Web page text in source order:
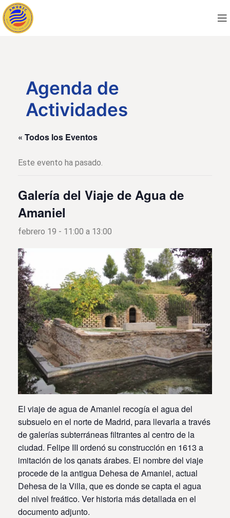
Agenda de
Actividades
« Todos los Eventos
Este evento ha pasado.
Galería del Viaje de Agua de
Amaniel
febrero 19 - 11:00 a 13:00
El viaje de agua de Amaniel recogía el agua del
subsuelo en el norte de Madrid, para llevarla a través
de galerías subterráneas filtrantes al centro de la
ciudad. Felipe III ordenó su construcción en 1613 a
imitación de los qanats árabes. El nombre del viaje
procede de la antigua Dehesa de Amaniel, actual
Dehesa de la Villa, que es donde se capta el agua
del nivel freático. Ver historia más detallada en el
documento adjunto.